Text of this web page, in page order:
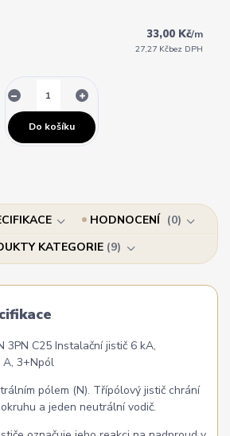
33,00 Kč/m
27,27 Kčbez DPH
Do košíku
HODNOCENÍ
0
KATEGORIE 9
3PN C25 Instalační jistič 6 kA,
A, 3+Npól
pólem (N). Třípólový jistič chrání
a jeden neutrální vodič.